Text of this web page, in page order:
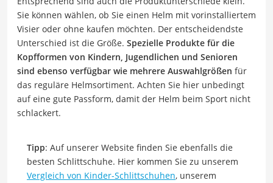
Sie können wählen, ob Sie einen Helm mit vorinstalliertem
Visier oder ohne kaufen möchten. Der entscheidendste
Unterschied ist die Größe. Spezielle Produkte für die
Kopfformen von Kindern, Jugendlichen und Senioren
sind ebenso verfügbar wie mehrere Auswahlgrößen für
das reguläre Helmsortiment. Achten Sie hier unbedingt
auf eine gute Passform, damit der Helm beim Sport nicht
schlackert.
Tipp: Auf unserer Website finden Sie ebenfalls die
besten Schlittschuhe. Hier kommen Sie zu unserem
Vergleich von Kinder-Schlittschuhen, unserem